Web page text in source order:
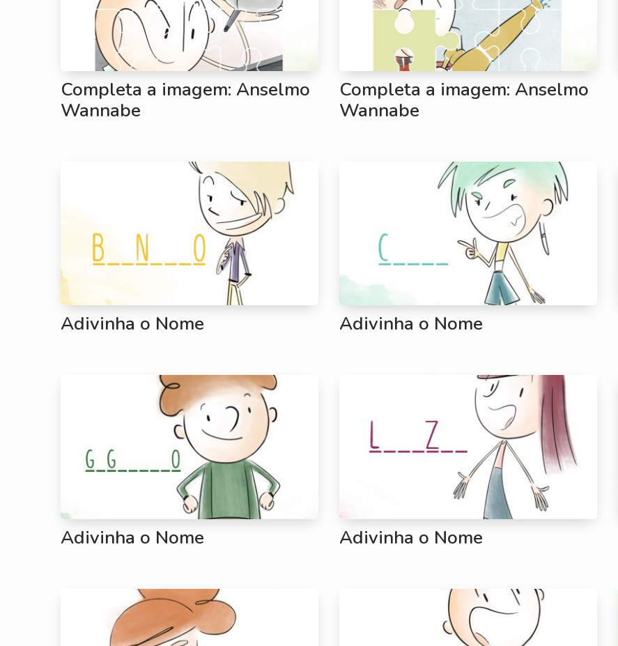
Completa a imagem: Anselmo
Wannabe
Completa a imagem: Anselmo
Wannabe
Adivinha o Nome Adivinha o Nome
Adivinha o Nome Adivinha o Nome